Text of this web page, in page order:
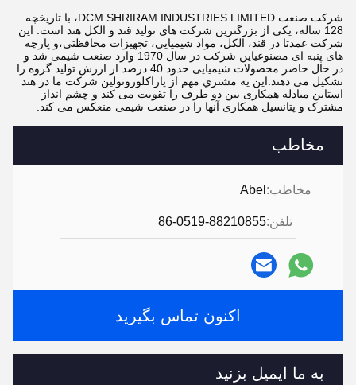
مخاطب
مخاطب: Abel
تلفن:86-0519-88210855
اکنون تماس بگیرید
به ما ایمیل بزنید
شرکت صنعت DCM SHRIRAM INDUSTRIES LIMITED، با تاریخچه
128 ساله، یکی از بزرگترین شرکت های تولید قند و الکل هند است. این
شرکت عمدتا در قند، الکل، مواد شیمیایی، تجهیزات محافظتی،و پارچه
های پنبه ای مصنوعیاین شرکت در سال 1970 وارد صنعت شیمی شد و
در حال حاضر محصولات شیمیایی حدود 40 درصد از ارزش تولید گروه را
تشکیل می دهند.اين يه مشتري مهم از پاراکلوروتولين شرکت ما در هند
استاین مبادله همکاری بین دو طرف را تقویت می کند و چشم انداز
مشترک و پتانسیل همکاری آنها را در صنعت شیمی منعکس می کند.